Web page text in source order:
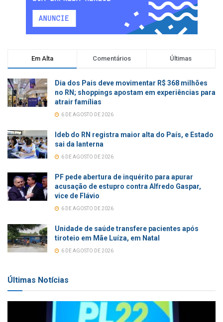
Em Alta Comentários Últimas
Dia dos Pais deve movimentar R$ 368 milhões
no RN; shoppings apostam em experiências para
atrair famílias
6 DE AGOSTO DE 2026
Ideb do RN registra maior alta do País, e Estado
sai da lanterna
6 DE AGOSTO DE 2026
PF pede abertura de inquérito para apurar
acusação de estupro contra Alfredo Gaspar,
vice de Flávio
6 DE AGOSTO DE 2026
Unidade de saúde transfere pacientes após
tiroteio em Mãe Luíza, em Natal
6 DE AGOSTO DE 2026
Últimas Notícias